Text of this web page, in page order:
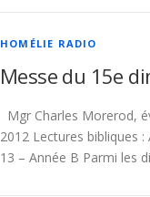
HOMÉLIE RADIO
Messe du 15e
Mgr Charles Morerod,
2012 Lectures bibliques
13 – Année B Parmi les